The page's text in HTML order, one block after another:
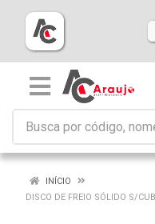
INÍCIO
DISCO DE FREIO SÓLIDO S/